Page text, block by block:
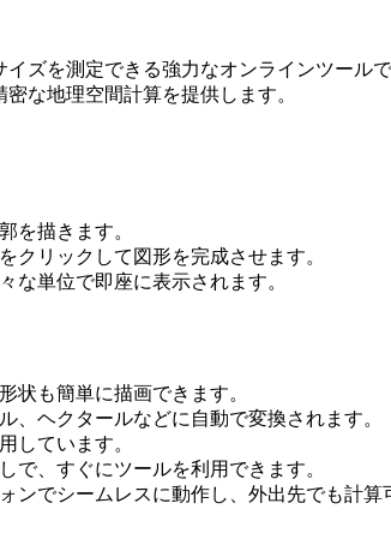
ズを測定できる強力なオンラインツール
な地理空間計算を提供します。
を描きます。
クリックして図形を完成させます。
な単位で即座に表示されます。
状も簡単に描画できます。
ヘクタールなどに自動で変換されます。
しています。
で、すぐにツールを利用できます。
でシームレスに動作し、外出先でも計算